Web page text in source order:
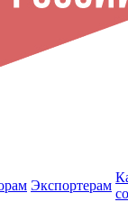
Экспортерам